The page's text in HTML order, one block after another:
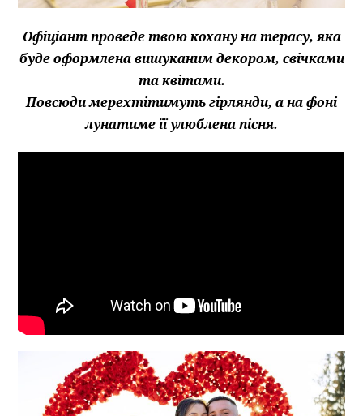
Офіціант проведе твою кохану на терасу, яка
будеоформлена вишуканим декором, свічками
та квітами.
Повсюди мерехтітимуть гірлянди, а на фоні
лунатиме її улюблена пісня.